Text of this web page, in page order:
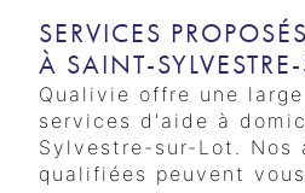
SERVICES
À SAINT-
Qualivie offre une
services d'aide à
Sylvestre-sur-Lot. Nos
qualifiées peuvent